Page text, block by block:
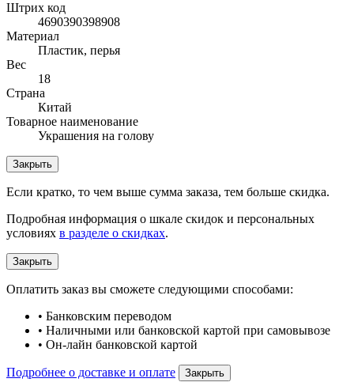
Штрих код
4690390398908
Материал
Пластик, перья
Вес
18
Страна
Китай
Товарное наименование
Украшения на голову
Закрыть
Если кратко, то чем выше сумма заказа, тем больше скидка.
Подробная информация о шкале скидок и персональных
условиях в разделе о скидках.
Закрыть
Оплатить заказ вы сможете следующими способами:
• Банковским переводом
• Наличными или банковской картой при самовывозе
• Он-лайн банковской картой
Подробнее о доставке и оплате Закрыть